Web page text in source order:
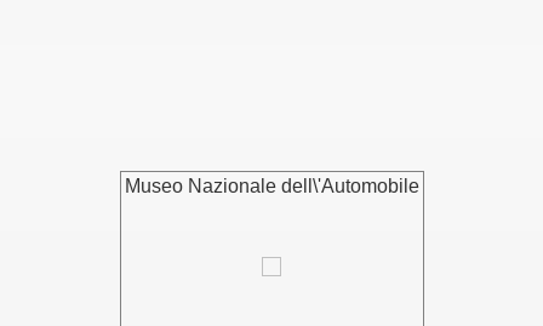
Museo Nazionale dell\'Automobile